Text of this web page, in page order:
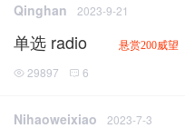
Qinghan 2023-9-21
单选 radio 悬赏200威望
29897 6
Nihaoweixiao 2023-7-3